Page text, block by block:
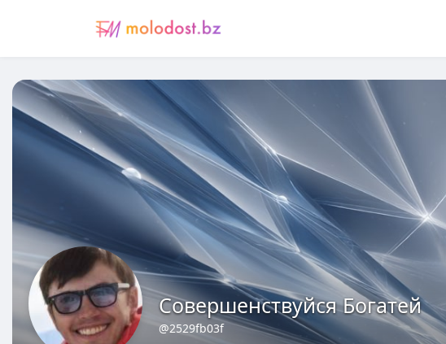
Совершенствуйся Богатей
@2529fb03f